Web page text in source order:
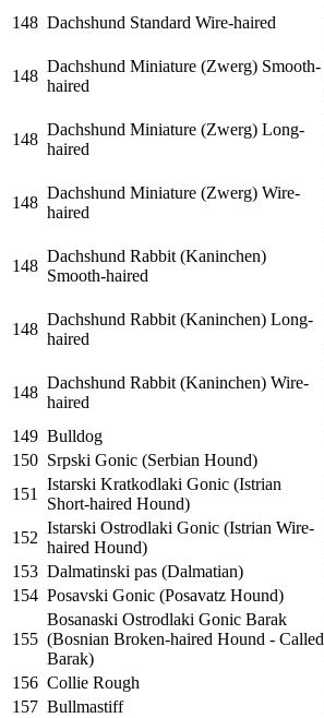
148 Dachshund Standard Wire-haired
148
Dachshund Miniature (Zwerg) Smooth-
haired
148
Dachshund Miniature (Zwerg) Long-
haired
148
Dachshund Miniature (Zwerg) Wire-
haired
148
Dachshund Rabbit (Kaninchen)
Smooth-haired
148
Dachshund Rabbit (Kaninchen) Long-
haired
148
Dachshund Rabbit (Kaninchen) Wire-
haired
149 Bulldog
150 Srpski Gonic (Serbian Hound)
151
Istarski Kratkodlaki Gonic (Istrian
Short-haired Hound)
152
Istarski Ostrodlaki Gonic (Istrian Wire-
haired Hound)
153 Dalmatinski pas (Dalmatian)
154 Posavski Gonic (Posavatz Hound)
155
Bosanaski Ostrodlaki Gonic Barak
(Bosnian Broken-haired Hound - Called
Barak)
156 Collie Rough
157 Bullmastiff